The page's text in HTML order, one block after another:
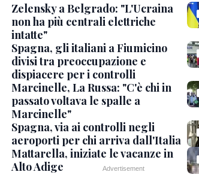
Zelensky a Belgrado: "L'Ucraina
non ha più centrali elettriche
intatte"
Spagna, gli italiani a Fiumicino
divisi tra preoccupazione e
dispiacere per i controlli
Marcinelle, La Russa: "C'è chi in
passato voltava le spalle a
Marcinelle"
Spagna, via ai controlli negli
aeroporti per chi arriva dall'Italia
Mattarella, iniziate le vacanze in
Alto Adige